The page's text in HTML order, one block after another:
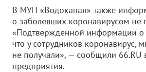
В МУП «Водоканал» также
о заболевших коронавирусом не
«Подтвержденной информации о
что у сотрудников коронавирус,
не получали», — сообщили 66.RU
предприятия.